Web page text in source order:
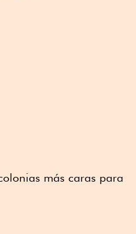
más caras para